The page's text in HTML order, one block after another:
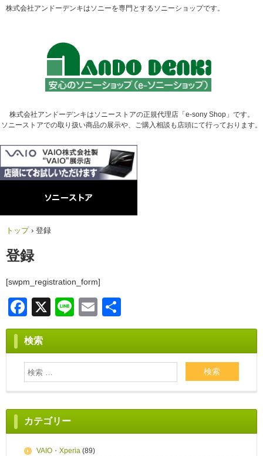
株式会社アンドーデンキはソニーを専門とするソニーショップです。
株式会社アンドーデンキはソニーストアの正規代理店「e-sony Shop」です。
ソニーストアでの取り扱い商品の展示や、ご購入相談も店頭にて行っております。
トップ › 登録
登録
[swpm_registration_form]
F
a
c
e
b
o
k
X
Li
n
E
m 有
検索
カテゴリー
VAIO・Xperia (89)